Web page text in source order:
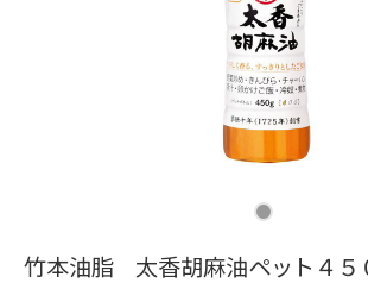
竹本油脂 太香胡麻油ペット４５